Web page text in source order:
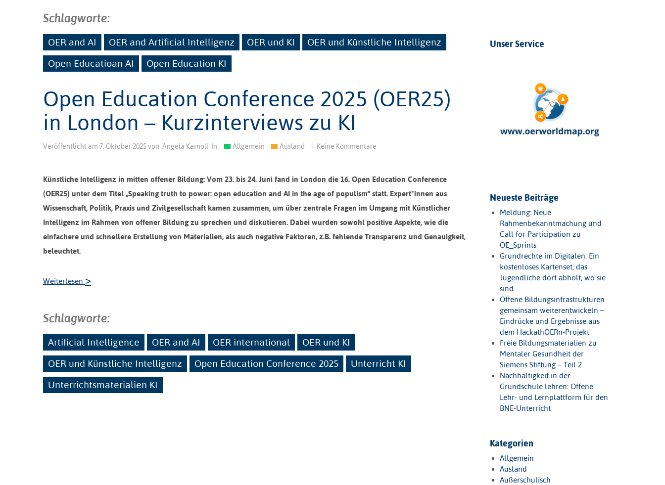
Schlagworte:
OER and AI OER and Artificial Intelligenz OER und KI
OER und Künstliche Intelligenz
Open Educatioan AI
Open Education KI
Open Education Conference 2025 (OER25)
in London – Kurzinterviews zu KI
Veröffentlicht am 7. Oktober 2025von Angela Karnoll In: Allgemein Ausland Keine Kommentare
Künstliche Intelligenz in mitten offener Bildung: Vom 23. bis 24. Juni fand in London die 16. Open Education Conference
(OER25) unter dem Titel „Speaking truth to power: open education and AI in the age of populism“ statt. Expert*innen aus
Wissenschaft, Politik, Praxis und Zivilgesellschaft kamen zusammen, um über zentrale Fragen im Umgang mit Künstlicher
Intelligenz im Rahmen von offener Bildung zu sprechen und diskutieren. Dabei wurden sowohl positive Aspekte, wie die
einfachere und schnellere Erstellung von Materialien, als auch negative Faktoren, z.B. fehlende Transparenz und Genauigkeit,
beleuchtet.
Weiterlesen >
Schlagworte:
Artificial Intelligence OER and AI OER international
OER und KI
OER und Künstliche Intelligenz
Open Education Conference 2025
Unterricht KI
Unterrichtsmaterialien KI
Unser Service
Neueste Beiträge
Meldung: Neue
Rahmenbekanntmachung und
Call for Participation zu
OE_Sprints
Grundrechte im Digitalen: Ein
kostenloses Kartenset, das
Jugendliche dort abholt, wo sie
sind
Offene Bildungsinfrastrukturen
gemeinsam weiterentwickeln –
Eindrücke und Ergebnisse aus
dem HackathOERn-Projekt
Freie Bildungsmaterialien zu
Mentaler Gesundheit der
Siemens Stiftung – Teil 2
Nachhaltigkeit in der
Grundschule lehren: Offene
Lehr- und Lernplattform für den
BNE-Unterricht
Kategorien
Allgemein
Ausland
Außerschulisch